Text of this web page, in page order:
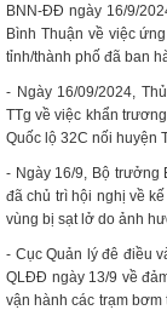
BNN-ĐĐ ngày 16/9/
Bình Thuận về việc
tỉnh/thành phố đã ban
- Ngày 16/09/2024,
TTg về việc khẩn
Quốc lộ 32C nối huyện
- Ngày 16/9, Bộ trưởng
đã chủ trì hội nghị về
vùng bị sạt lở do ảnh
- Cục Quản lý đê điều
QLĐĐ ngày 13/9 về
vận hành các trạm